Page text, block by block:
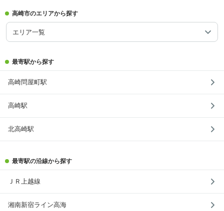
高崎市のエリアから探す
エリア一覧
最寄駅から探す
高崎問屋町駅
高崎駅
北高崎駅
最寄駅の沿線から探す
ＪＲ上越線
湘南新宿ライン高海